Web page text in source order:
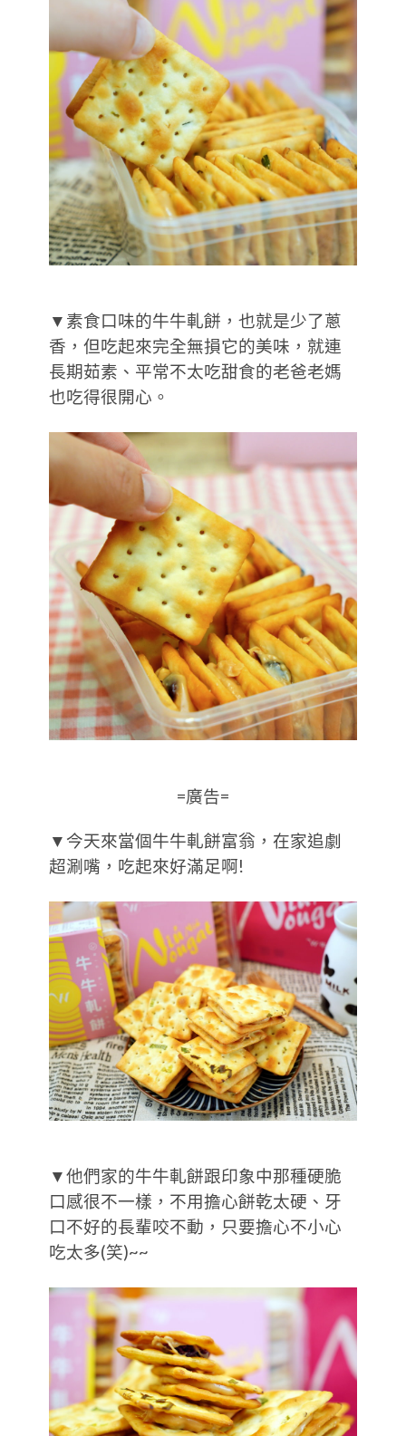
▼素食口味的牛牛軋餅，也就是少了蔥
香，但吃起來完全無損它的美味，就連
長期茹素、平常不太吃甜食的老爸老媽
也吃得很開心。
=廣告=
▼今天來當個牛牛軋餅富翁，在家追劇
超涮嘴，吃起來好滿足啊!
▼他們家的牛牛軋餅跟印象中那種硬脆
口感很不一樣，不用擔心餅乾太硬、牙
口不好的長輩咬不動，只要擔心不小心
吃太多(笑)~~